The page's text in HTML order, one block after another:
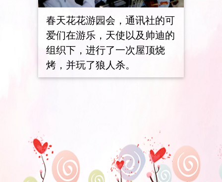
春天花花游园会，通讯社的可
爱们在游乐，天使以及帅迪的
组织下，进行了一次屋顶烧
烤，并玩了狼人杀。